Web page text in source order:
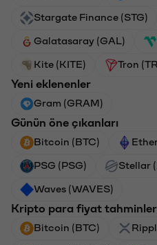
Stargate Finance (STG)
Galatasaray (GAL)
Kite (KITE) Tron
Yeni eklenenler
Gram (GRAM)
Günün öne çıkanları
Bitcoin (BTC)
PSG (PSG) Stellar
Waves (WAVES)
Kripto para fiyat
Bitcoin (BTC)